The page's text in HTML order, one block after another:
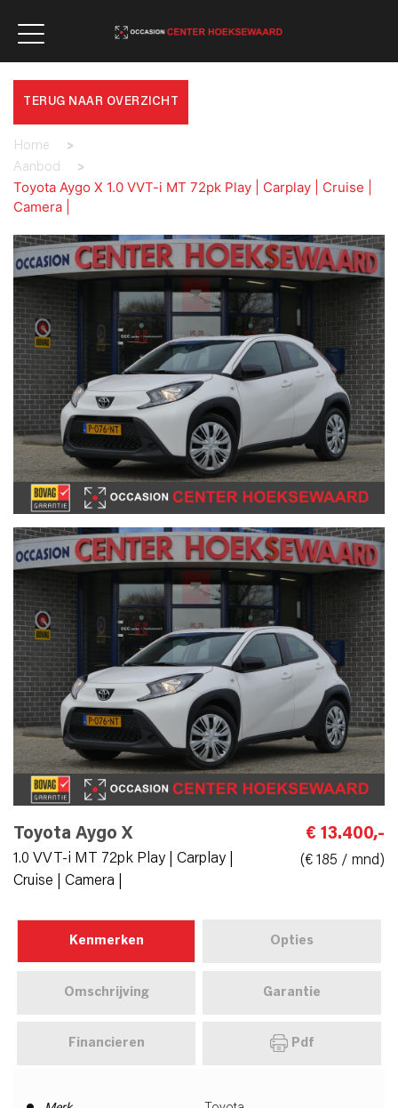
TERUG NAAR OVERZICHT
Home
>
Aanbod
>
Toyota Aygo X 1.0 VVT-i MT 72pk Play | Carplay | Cruise |
Camera |
Toyota Aygo X
1.0 VVT-i MT 72pk Play | Carplay |
Cruise | Camera |
€ 13.400,-
(€ 185 / mnd)
Kenmerken Opties
Omschrijving Garantie
Financieren Pdf